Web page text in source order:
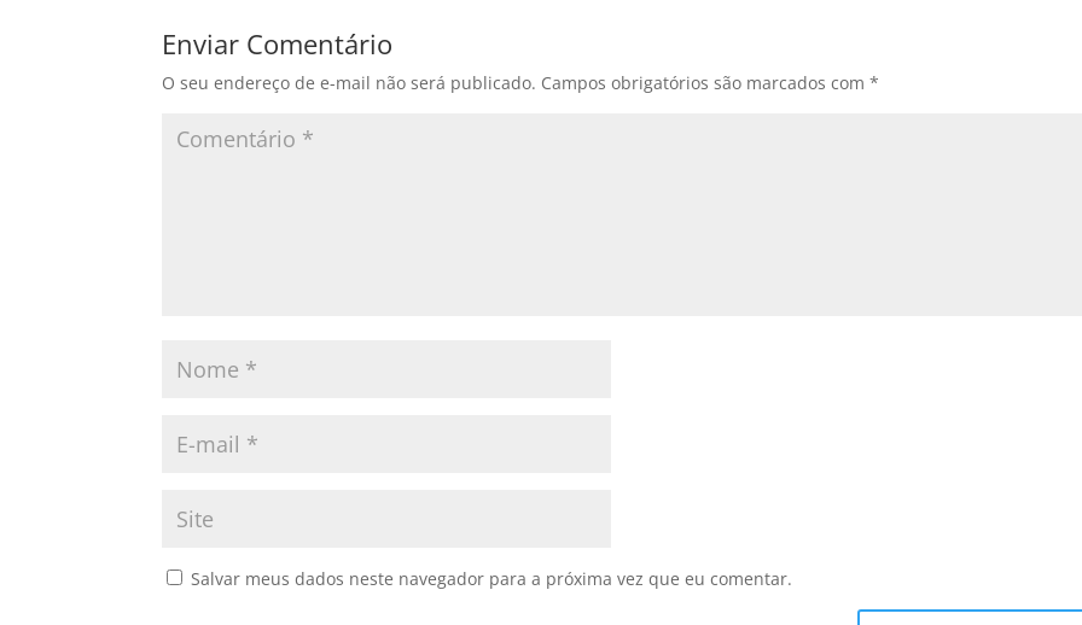
Enviar Comentário
O seu endereço de e-mail não será publicado. Campos obrigatórios são marcados com*
Salvar meus dados neste navegador para a próxima vez que eu comentar.